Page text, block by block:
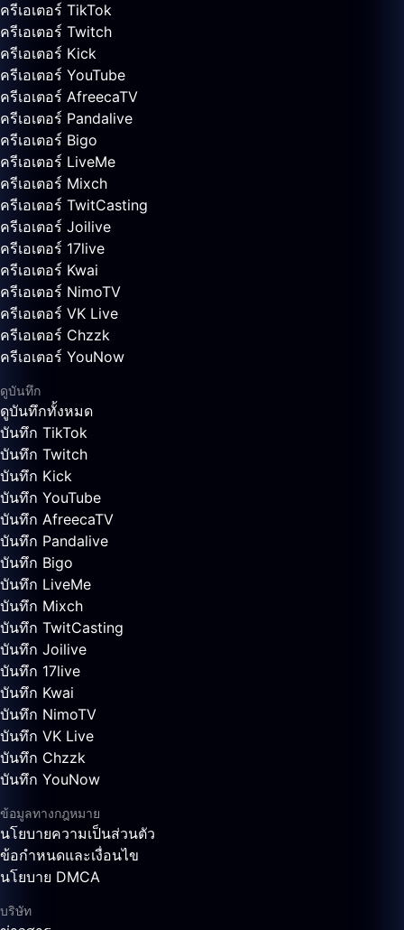
ครีเอเตอร์ TikTok
ครีเอเตอร์ Twitch
ครีเอเตอร์ Kick
ครีเอเตอร์ YouTube
ครีเอเตอร์ AfreecaTV
ครีเอเตอร์ Pandalive
ครีเอเตอร์ Bigo
ครีเอเตอร์ LiveMe
ครีเอเตอร์ Mixch
ครีเอเตอร์ TwitCasting
ครีเอเตอร์ Joilive
ครีเอเตอร์ 17live
ครีเอเตอร์ Kwai
ครีเอเตอร์ NimoTV
ครีเอเตอร์ VK Live
ครีเอเตอร์ Chzzk
ครีเอเตอร์ YouNow
ดูบันทึก
ดูบันทึกทั้งหมด
บันทึก TikTok
บันทึก Twitch
บันทึก Kick
บันทึก YouTube
บันทึก AfreecaTV
บันทึก Pandalive
บันทึก Bigo
บันทึก LiveMe
บันทึก Mixch
บันทึก TwitCasting
บันทึก Joilive
บันทึก 17live
บันทึก Kwai
บันทึก NimoTV
บันทึก VK Live
บันทึก Chzzk
บันทึก YouNow
ข้อมูลทางกฎหมาย
นโยบายความเป็นส่วนตัว
ข้อกำหนดและเงื่อนไข
นโยบาย DMCA
บริษัท